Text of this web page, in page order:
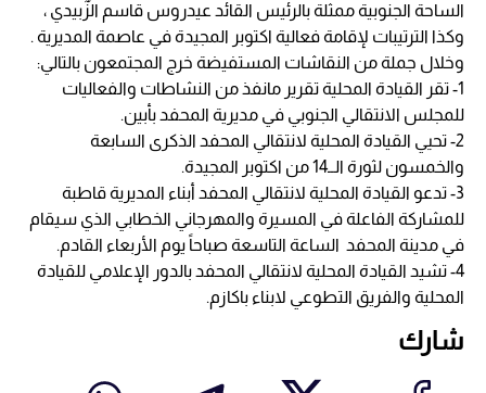
الساحة الجنوبية ممثلة بالرئيس القائد عيدروس قاسم الزٌبيدي ،
وكذا الترتيبات لإقامة فعالية اكتوبر المجيدة في عاصمة المديرية .
وخلال جملة من النقاشات المستفيضة خرج المجتمعون بالتالي:
1- تقر القيادة المحلية تقرير مانفذ من النشاطات والفعاليات
للمجلس الانتقالي الجنوبي في مديرية المحفد بأبين.
2- تحيي القيادة المحلية لانتقالي المحفد الذكرى السابعة
والخمسون لثورة الــ14 من اكتوبر المجيدة.
3- تدعو القيادة المحلية لانتقالي المحفد أبناء المديرية قاطبة
للمشاركة الفاعلة في المسيرة والمهرجاني الخطابي الذي سيقام
في مدينة المحفد الساعة التاسعة صباحاً يوم الأربعاء القادم.
4- تشيد القيادة المحلية لانتقالي المحفد بالدور الإعلامي للقيادة
المحلية والفريق التطوعي لابناء باكازم.
شارك